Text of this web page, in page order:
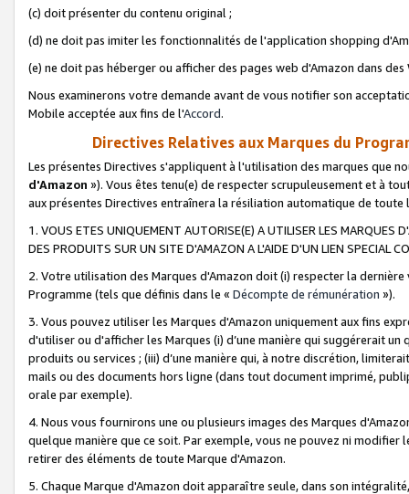
(c) doit présenter du contenu original ;
(d) ne doit pas imiter les fonctionnalités de l'application shopping
(e) ne doit pas héberger ou afficher des pages web d'Amazon dans
Nous examinerons votre demande avant de vous notifier son
Mobile acceptée aux fins de l'Accord.
Directives Relatives aux Marques du
Les présentes Directives s'appliquent à l'utilisation des marques que
d'Amazon »). Vous êtes tenu(e) de respecter scrupuleusement et à
aux présentes Directives entraînera la résiliation automatique de
1. VOUS ETES UNIQUEMENT AUTORISE(E) A UTILISER LES MARQUES
DES PRODUITS SUR UN SITE D'AMAZON A L'AIDE D'UN LIEN SPECIAL
2. Votre utilisation des Marques d'Amazon doit (i) respecter la
Programme (tels que définis dans le « Décompte de rémunération »).
3. Vous pouvez utiliser les Marques d'Amazon uniquement aux fins
d'utiliser ou d'afficher les Marques (i) d’une manière qui suggérerait
produits ou services ; (iii) d’une manière qui, à notre discrétion,
mails ou des documents hors ligne (dans tout document imprimé,
orale par exemple).
4. Nous vous fournirons une ou plusieurs images des Marques
quelque manière que ce soit. Par exemple, vous ne pouvez ni
retirer des éléments de toute Marque d'Amazon.
5. Chaque Marque d'Amazon doit apparaître seule, dans son